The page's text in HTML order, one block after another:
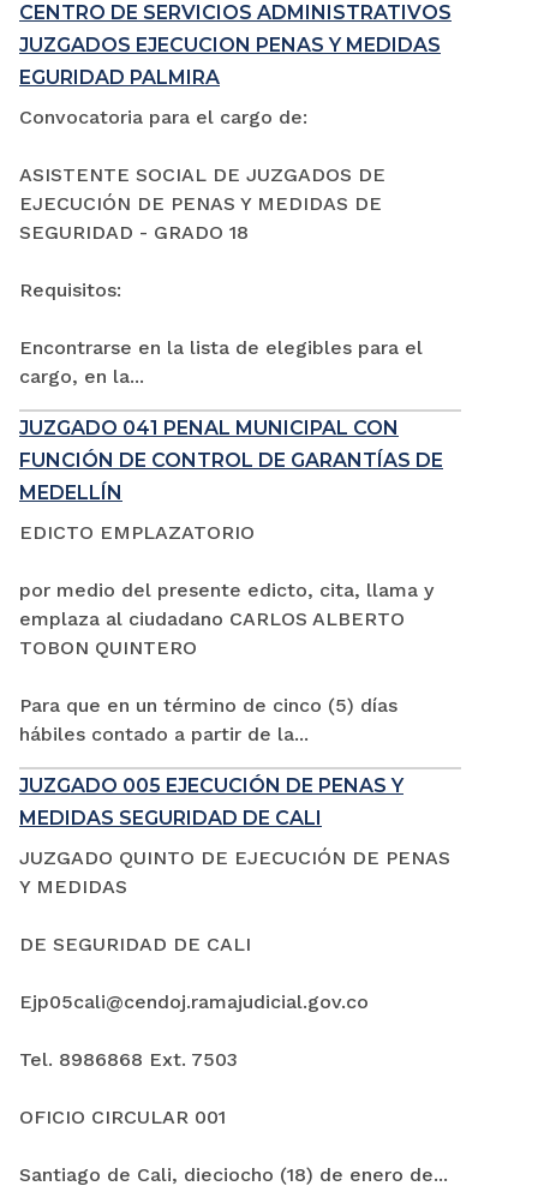
CENTRO DE SERVICIOS ADMINISTRATIVOS
JUZGADOS EJECUCION PENAS Y MEDIDAS
EGURIDAD PALMIRA
Convocatoria para el cargo de:
ASISTENTE SOCIAL DE JUZGADOS DE
EJECUCIÓN DE PENAS Y MEDIDAS DE
SEGURIDAD - GRADO 18
Requisitos:
Encontrarse en la lista de elegibles para el
cargo, en la...
JUZGADO 041 PENAL MUNICIPAL CON
FUNCIÓN DE CONTROL DE GARANTÍAS DE
MEDELLÍN
EDICTO EMPLAZATORIO
por medio del presente edicto, cita, llama y
emplaza al ciudadano CARLOS ALBERTO
TOBON QUINTERO
Para que en un término de cinco (5) días
hábiles contado a partir de la...
JUZGADO 005 EJECUCIÓN DE PENAS Y
MEDIDAS SEGURIDAD DE CALI
JUZGADO QUINTO DE EJECUCIÓN DE PENAS
Y MEDIDAS
DE SEGURIDAD DE CALI
Ejp05cali@cendoj.ramajudicial.gov.co
Tel. 8986868 Ext. 7503
OFICIO CIRCULAR 001
Santiago de Cali, dieciocho (18) de enero de...